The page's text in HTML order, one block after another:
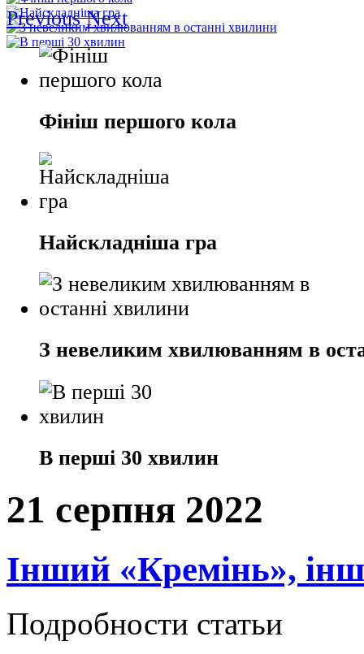
Previous Next
Фініш першого кола
Найскладніша гра
З невеликим хвилюванням в
В перші 30 хвилин
21 серпня 2022
Інший «Кремінь»,
Подробности статьи